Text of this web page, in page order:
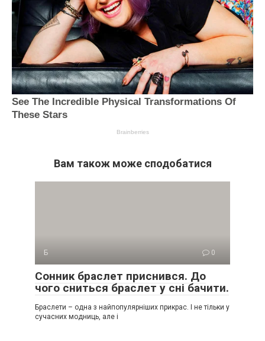
Вам також може сподобатися
Б 0
Сонник браслет приснився. До
чого сниться браслет у сні бачити.
Браслети – одна з найпопулярніших прикрас. І не тільки у
сучасних модниць, але і